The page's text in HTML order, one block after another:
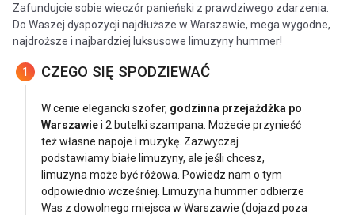
Zafundujcie sobie wieczór panieński z prawdziwego zdarzenia.
Do Waszej dyspozycji najdłuższe w Warszawie, mega wygodne,
najdroższe i najbardziej luksusowe limuzyny hummer!
1 CZEGO SIĘ SPODZIEWAĆ
W cenie elegancki szofer, godzinna przejażdżka po
Warszawiei 2 butelki szampana. Możecie przynieść
też własne napoje i muzykę. Zazwyczaj
podstawiamy białe limuzyny, ale jeśli chcesz,
limuzyna może być różowa. Powiedz nam o tym
odpowiednio wcześniej. Limuzyna hummer odbierze
Was z dowolnego miejsca w Warszawie (dojazd poza